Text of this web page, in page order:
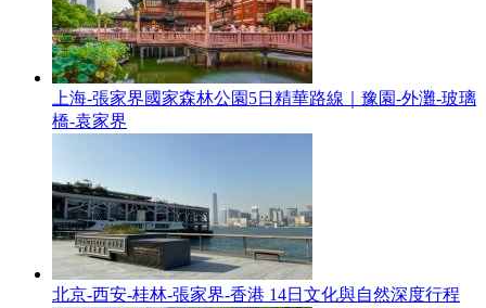
上海-張家界國家森林公園5日精華路線｜豫園-外灘-玻璃
橋-袁家界
北京-西安-桂林-張家界-香港 14日文化與自然深度行程